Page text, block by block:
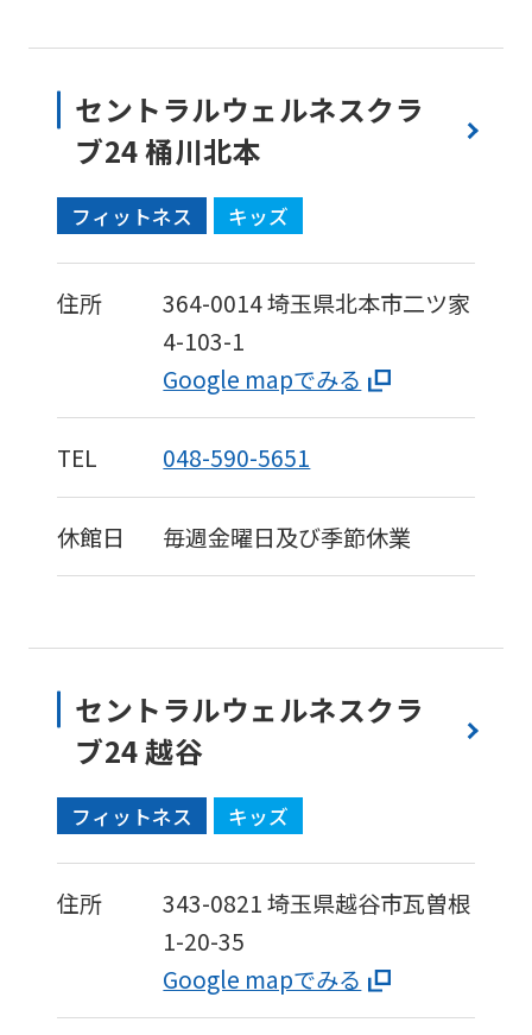
セントラルウェルネスクラ
ブ24 桶川北本
フィットネス キッズ
住所 364-0014埼玉県北本市二ツ家
4-103-1
Google mapでみる
TEL 048-590-5651
休館日 毎週金曜日及び季節休業
セントラルウェルネスクラ
ブ24 越谷
フィットネス キッズ
住所 343-0821埼玉県越谷市瓦曽根
1-20-35
Google mapでみる